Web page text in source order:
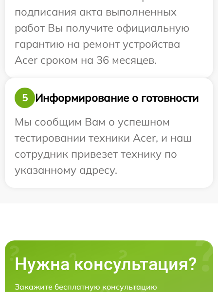
подписания акта выполненных
работ Вы получите официальную
гарантию на ремонт устройства
Acer сроком на 36 месяцев.
5
Информирование о готовности
Мы сообщим Вам о успешном
тестировании техники Acer, и наш
сотрудник привезет технику по
указанному адресу.
Нужна консультация?
Закажите бесплатную консультацию